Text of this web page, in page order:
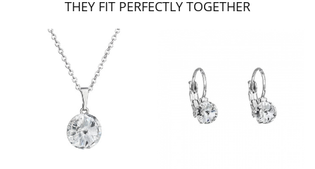
THEY FIT PERFECTLY TOGETHER